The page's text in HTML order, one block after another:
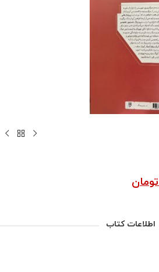
تومان
اطلاعات کتاب